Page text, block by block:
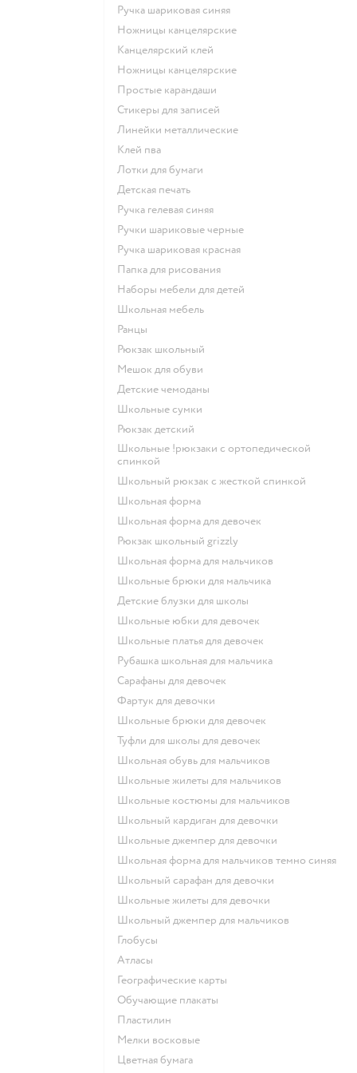
Ручка шариковая синяя
Ножницы канцелярские
Канцелярский клей
Ножницы канцелярские
Простые карандаши
Стикеры для записей
Линейки металлические
Клей пва
Лотки для бумаги
Детская печать
Ручка гелевая синяя
Ручки шариковые черные
Ручка шариковая красная
Папка для рисования
Наборы мебели для детей
Школьная мебель
Ранцы
Рюкзак школьный
Мешок для обуви
Детские чемоданы
Школьные сумки
Рюкзак детский
Школьные !рюкзаки с ортопедической
спинкой
Школьный рюкзак с жесткой спинкой
Школьная форма
Школьная форма для девочек
Рюкзак школьный grizzly
Школьная форма для мальчиков
Школьные брюки для мальчика
Детские блузки для школы
Школьные юбки для девочек
Школьные платья для девочек
Рубашка школьная для мальчика
Сарафаны для девочек
Фартук для девочки
Школьные брюки для девочек
Туфли для школы для девочек
Школьная обувь для мальчиков
Школьные жилеты для мальчиков
Школьные костюмы для мальчиков
Школьный кардиган для девочки
Школьные джемпер для девочки
Школьная форма для мальчиков темно синяя
Школьный сарафан для девочки
Школьные жилеты для девочки
Школьный джемпер для мальчиков
Глобусы
Атласы
Географические карты
Обучающие плакаты
Пластилин
Мелки восковые
Цветная бумага